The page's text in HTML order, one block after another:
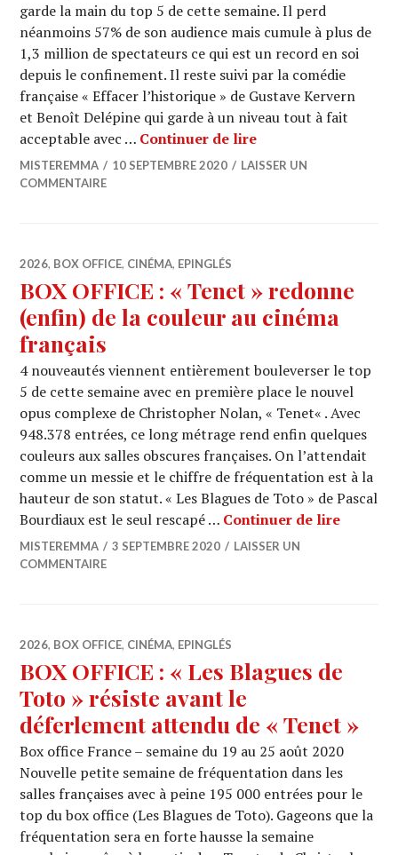
garde la main du top 5 de cette semaine. Il perd
néanmoins 57% de son audience mais cumule à plus de
1,3 million de spectateurs ce qui est un record en soi
depuis le confinement. Il reste suivi par la comédie
française « Effacer l’historique » de Gustave Kervern
et Benoît Delépine qui garde à un niveau tout à fait
acceptable avec … Continuer de lireBOX OFFICE : «
MISTEREMMA 10 SEPTEMBRE 2020
LAISSER UN
COMMENTAIRE
2026, BOX OFFICE, CINÉMA, EPINGLÉS
BOX OFFICE : « Tenet » redonne
(enfin) de la couleur au cinéma
français
4 nouveautés viennent entièrement bouleverser le top
5 de cette semaine avec en première place le nouvel
opus complexe de Christopher Nolan, « Tenet« . Avec
948.378 entrées, ce long métrage rend enfin quelques
couleurs aux salles obscures françaises. On l’attendait
comme un messie et le chiffre de fréquentation est à la
hauteur de son statut. « Les Blagues de Toto » de Pascal
Bourdiaux est le seul rescapé … Continuer de lireBOX
MISTEREMMA 3 SEPTEMBRE 2020
LAISSER UN
COMMENTAIRE
2026, BOX OFFICE, CINÉMA, EPINGLÉS
BOX OFFICE : « Les Blagues de
Toto » résiste avant le
déferlement attendu de « Tenet »
Box office France – semaine du 19 au 25 août 2020
Nouvelle petite semaine de fréquentation dans les
salles françaises avec à peine 195 000 entrées pour le
top du box office (Les Blagues de Toto). Gageons que la
fréquentation sera en forte hausse la semaine